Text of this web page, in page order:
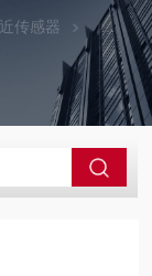
传感器 KYCX-1